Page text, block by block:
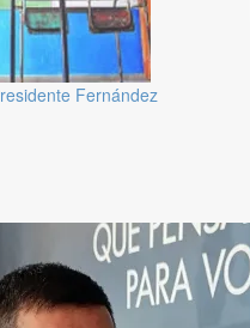
Fernández